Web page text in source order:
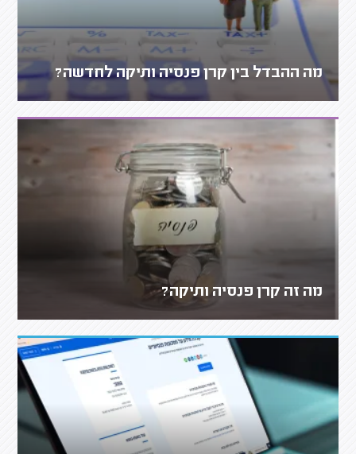
מה ההבדל בין קרן פנסיה ותיקה לחדשה?
מה זה קרן פנסיה ותיקה?